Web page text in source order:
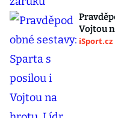
Vojtou
iSport.cz